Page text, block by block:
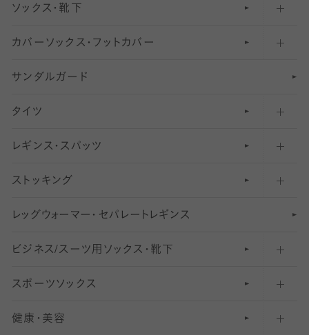
ソックス・靴下
五本指ソックス・靴下
足袋ソックス・靴下
無地・プレーンソックス・靴下
柄ソックス・靴下
スニーカー（くるぶし）用ソックス
アンクル・ショートソックス（くるぶし上）
クルーソックス（ふくらはぎ下）
ハイソックス
オーバーニー・ニーハイソックス
カバーソックス・フットカバー
フットカバー・カバーソックス（深め）
フットカバー・カバーソックス（ふつう）
フットカバー・カバーソックス（浅め）
サンダルガード
タイツ
30デニール以下のタイツ（薄手タイツ）
31〜40デニールタイツ
41〜60デニールタイツ
61〜80デニールタイツ
81 〜110デニールタイツ
111〜210デニールタイツ
レギンス・スパッツ
柄レギンス
無地レギンス
レギンスパンツ（レギパン）
マタニティレギンス
5 分丈
ストッキング
伝線しにくいストッキング
ショートストッキング
結婚式用ストッキング
美脚ストッキング
レッ グ ウォー マー ・ セパレー ト レ ギンス
ビジネス/スーツ用 ソックス・靴下
匠シリーズ
フレッシャーズ向けソックス・靴下
スポーツソックス
ランニングソックス・靴下
健康・美容